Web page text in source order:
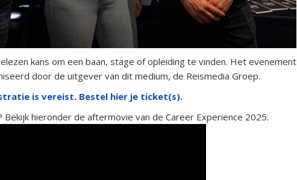
kans om een baan, stage of opleiding te vinden. Het evenement
door de uitgever van dit medium, de Reismedia Groep.
is vereist. Bestel hier je ticket(s).
hieronder de aftermovie van de Career Experience 2025.